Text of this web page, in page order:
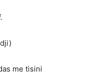
me tisini